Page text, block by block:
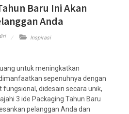
Baru Ini Akan
Anda
Inspirasi
untuk meningkatkan
sepenuhnya dengan
fungsional, didesain secara unik,
3 ide Packaging Tahun Baru
pelanggan Anda dan